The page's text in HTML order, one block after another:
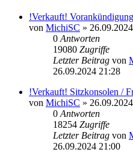
!Verkauft!
von MichiSC »
0 Antworten
19080 Zugriffe
Letzter Beitrag von
26.09.2024 21:28
!Verkauft! Sitzkonsolen /
von MichiSC »
0 Antworten
18254 Zugriffe
Letzter Beitrag von
26.09.2024 21:00